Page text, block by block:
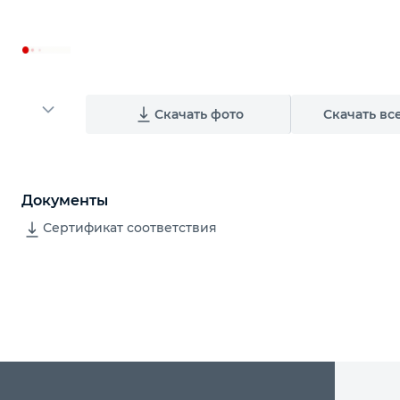
Скачать фото Скачать
Документы
Сертификат соответствия